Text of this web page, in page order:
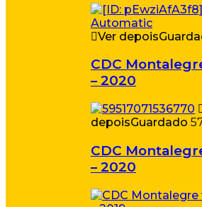
Ver depois
CDC
– 2020
depoisGuardado
CDC
– 2020